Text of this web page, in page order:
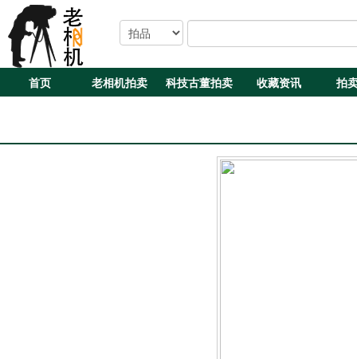
首页 老相机拍卖 科技古董拍卖 收藏资讯 拍